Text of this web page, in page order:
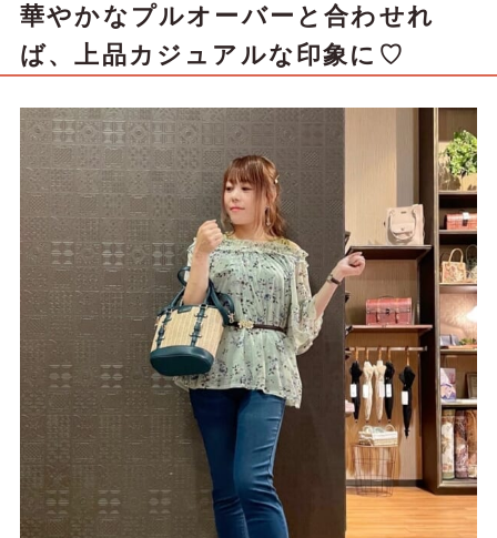
華やかなプルオーバーと合わせれ
ば、上品カジュアルな印象に♡